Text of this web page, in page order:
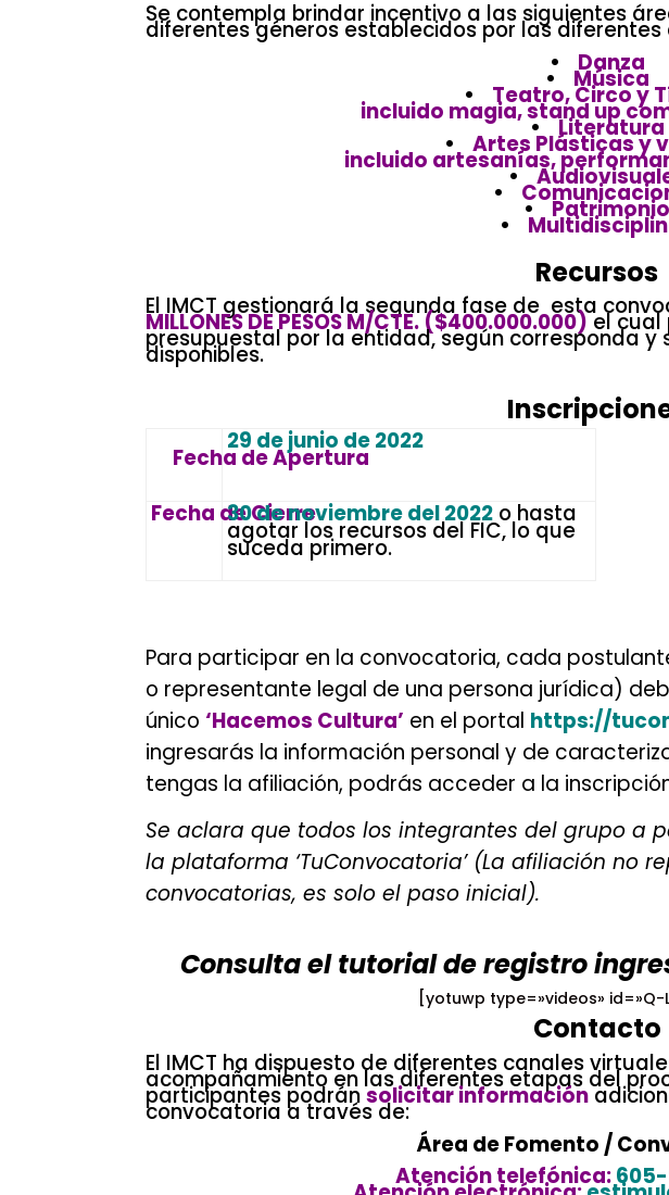
Se contempla brindar incentivo a las siguientes
diferentes géneros establecidos por las
.
• Danza
• Música
• Teatro, Circo y
incluido magia, stand up
•Literatura
• Artes Plásticas y
incluido artesanías,
•
•
•Patrimonio
•
Recursos
El IMCT gestionará la segunda fase de esta
MILLONES DE PESOS M/CTE. ($400.000.000)el cual
presupuestal por la entidad, según corresponda
disponibles.
Fecha de Apertura
29 de junio de 2022
Fecha de Cierre
30 de noviembre del 2022 o hasta
agotar los recursos del FIC, lo que
suceda primero.
Para participar en la convocatoria, cada
o representante legal de una persona jurídica)
único ‘Hacemos Cultura’ en el portal https://
ingresarás la información personal y de
tengas la afiliación, podrás acceder a la
Se aclara que todos los integrantes del grupo a
la plataforma ‘TuConvocatoria’ (La afiliación no
convocatorias, es solo el paso inicial).
Consulta el tutorial de registro
[yotuwp type=»videos» id=»Q-
Contacto
.
El IMCT ha dispuesto de diferentes canales
acompañamiento en las diferentes etapas del
participantes podránsolicitar información
convocatoria a través de:
.
Área de Fomento /
Atención telefónica: